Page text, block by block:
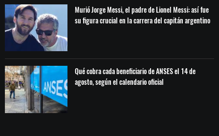
Murió Jorge Messi, el padre de Lionel Messi: así fue
su figura crucial en la carrera del capitán argentino
Qué cobra cada beneficiario de ANSES el 14 de
agosto, según el calendario oficial